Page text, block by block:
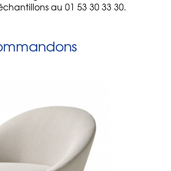
au 01 53 30 33 30.